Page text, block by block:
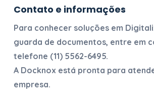
Contato e informações
Para conhecer soluções em
guarda de documentos, entre em
telefone (11) 5562-6495.
A Docknox está pronta para
empresa.